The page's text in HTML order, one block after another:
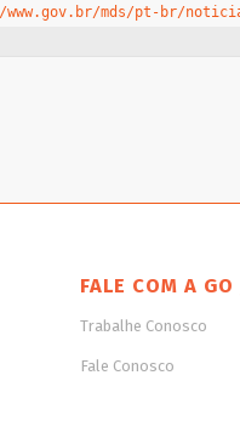
mds/pt-br/
FALE COM A GO
Trabalhe Conosco
Fale Conosco